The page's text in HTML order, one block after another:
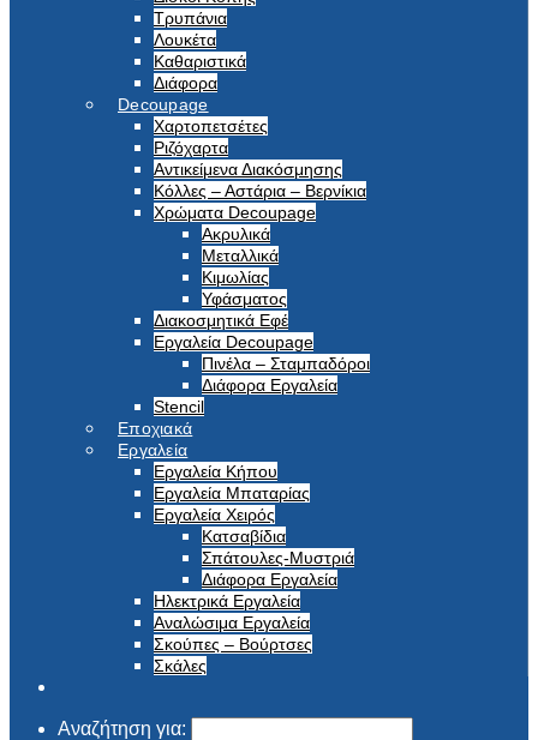
Τρυπάνια
Λουκέτα
Καθαριστικά
Διάφορα
Decoupage
Χαρτοπετσέτες
Ριζόχαρτα
Αντικείμενα Διακόσμησης
Κόλλες – Αστάρια – Βερνίκια
Χρώματα Decoupage
Ακρυλικά
Μεταλλικά
Κιμωλίας
Υφάσματος
Διακοσμητικά Εφέ
Εργαλεία Decoupage
Πινέλα – Σταμπαδόροι
Διάφορα Εργαλεία
Stencil
Εποχιακά
Εργαλεία
Εργαλεία Κήπου
Εργαλεία Μπαταρίας
Εργαλεία Χειρός
Κατσαβίδια
Σπάτουλες-Μυστριά
Διάφορα Εργαλεία
Ηλεκτρικά Εργαλεία
Αναλώσιμα Εργαλεία
Σκούπες – Βούρτσες
Σκάλες
Αναζήτηση για: